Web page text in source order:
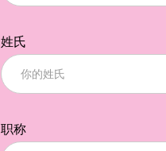
姓氏
职称